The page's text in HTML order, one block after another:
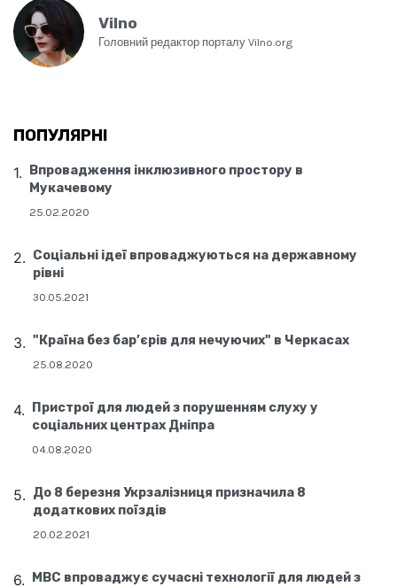
Vilno
Головний редактор порталу Vilno.org
ПОПУЛЯРНІ
Впровадження інклюзивного простору в
Мукачевому
25.02.2020
Соціальні ідеї впроваджуються на державному
рівні
30.05.2021
"Країна без бар’єрів для нечуючих" в Черкасах
25.08.2020
Пристрої для людей з порушенням слуху у
соціальних центрах Дніпра
04.08.2020
До 8 березня Укрзалізниця призначила 8
додаткових поїздів
20.02.2021
МВС впроваджує сучасні технології для людей з